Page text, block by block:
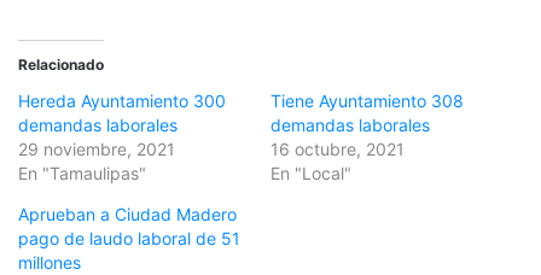
Relacionado
Hereda Ayuntamiento 300
demandas laborales
29 noviembre, 2021
En "Tamaulipas"
Tiene Ayuntamiento 308
demandas laborales
16 octubre, 2021
En "Local"
Aprueban a Ciudad Madero
pago de laudo laboral de 51
millones